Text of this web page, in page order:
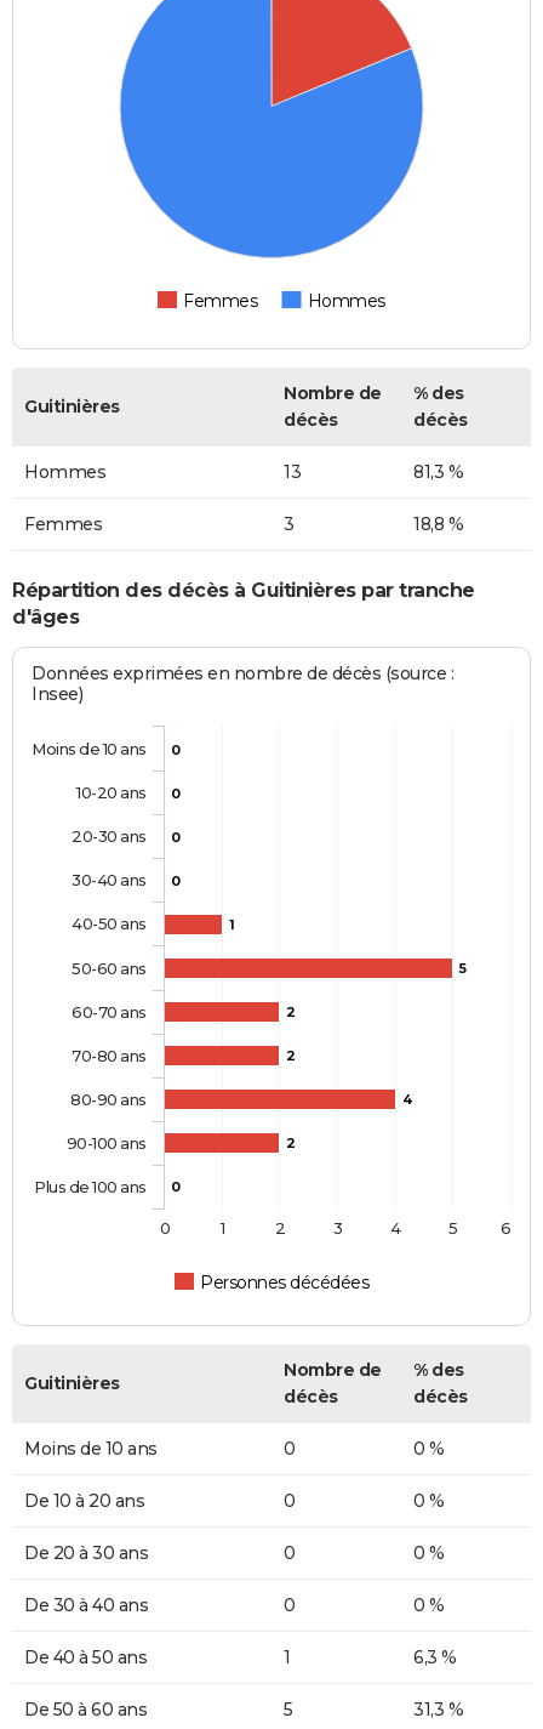
Femmes Hommes
Guitinières
Nombre de
décès
% des
décès
Hommes 13 81,3 %
Femmes 3 18,8 %
Répartition des décès à Guitinières par tranche
d'âges
Données exprimées en nombre de décès (source :
Insee)
0
0
0
0
1
5
2
2
4
2
0
Personnes décédées
Moins de 10 ans
10-20 ans
20-30 ans
30-40 ans
40-50 ans
50-60 ans
60-70 ans
70-80 ans
80-90 ans
90-100 ans
Plus de 100 ans
0 1 2 3 4 5 6
Guitinières
Nombre de
décès
% des
décès
Moins de 10 ans 0 0 %
De 10 à 20 ans 0 0 %
De 20 à 30 ans 0 0 %
De 30 à 40 ans 0 0 %
De 40 à 50 ans 1 6,3 %
De 50 à 60 ans 5 31,3 %